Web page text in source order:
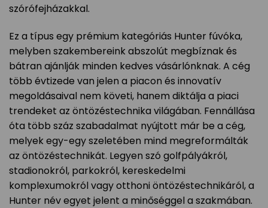
szórófejházakkal.
Ez a típus egy prémium kategóriás Hunter fúvóka,
melyben szakembereink abszolút megbíznak és
bátran ajánlják minden kedves vásárlónknak. A cég
több évtizede van jelen a piacon és innovatív
megoldásaival nem követi, hanem diktálja a piaci
trendeket az öntözéstechnika világában. Fennállása
óta több száz szabadalmat nyújtott már be a cég,
melyek egy-egy szeletében mind megreformálták
az öntözéstechnikát. Legyen szó golfpályákról,
stadionokról, parkokról, kereskedelmi
komplexumokról vagy otthoni öntözéstechnikáról, a
Hunter név egyet jelent a minőséggel a szakmában.